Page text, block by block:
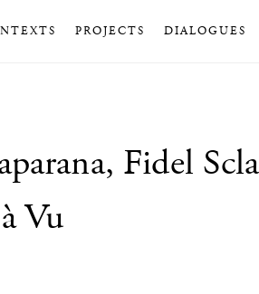
PROJECTS DIALOGUES
Fidel
Vu